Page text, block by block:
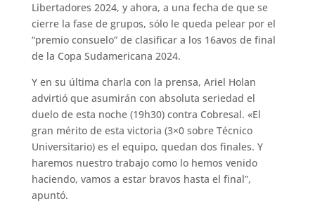
Libertadores 2024, y ahora, a una fecha de que se
cierre la fase de grupos, sólo le queda pelear por el
“premio consuelo” de clasificar a los 16avos de final
de la Copa Sudamericana 2024.
Y en su última charla con la prensa, Ariel Holan
advirtió que asumirán con absoluta seriedad el
duelo de esta noche (19h30) contra Cobresal. «El
gran mérito de esta victoria (3×0 sobre Técnico
Universitario) es el equipo, quedan dos finales. Y
haremos nuestro trabajo como lo hemos venido
haciendo, vamos a estar bravos hasta el final”,
apuntó.